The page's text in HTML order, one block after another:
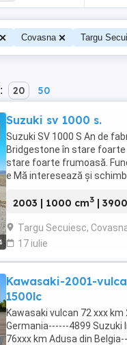
Covasna Targu
20 50
Suzuki sv 1000 s.
Suzuki SV 1000 S An de
Bridgestone în stare
stare foarte frumoasă.
e Mă interesează și schimb
2003 | 1000 cm3 |
Targu Secuiesc,
17 iulie
Kawasaki-2001-
1500lc
Kawasaki vulcan 72 xxx
Germania------4899 Suzuki
76xxx km Adusa din